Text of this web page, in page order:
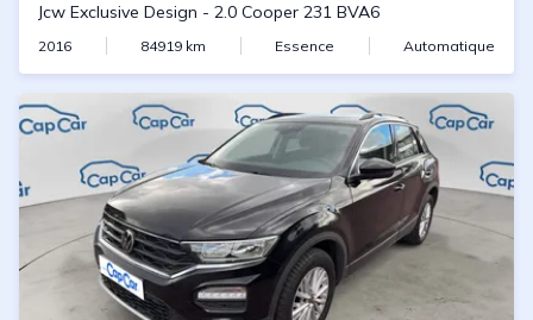
Jcw Exclusive Design - 2.0 Cooper 231 BVA6
2016 84919 km Essence Automatique